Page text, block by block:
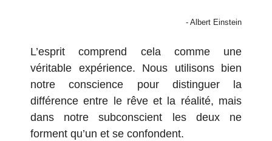
- Albert Einstein
L’esprit comprend cela comme une
véritable expérience. Nous utilisons bien
notre conscience pour distinguer la
différence entre le rêve et la réalité, mais
dans notre subconscient les deux ne
forment qu’un et se confondent.